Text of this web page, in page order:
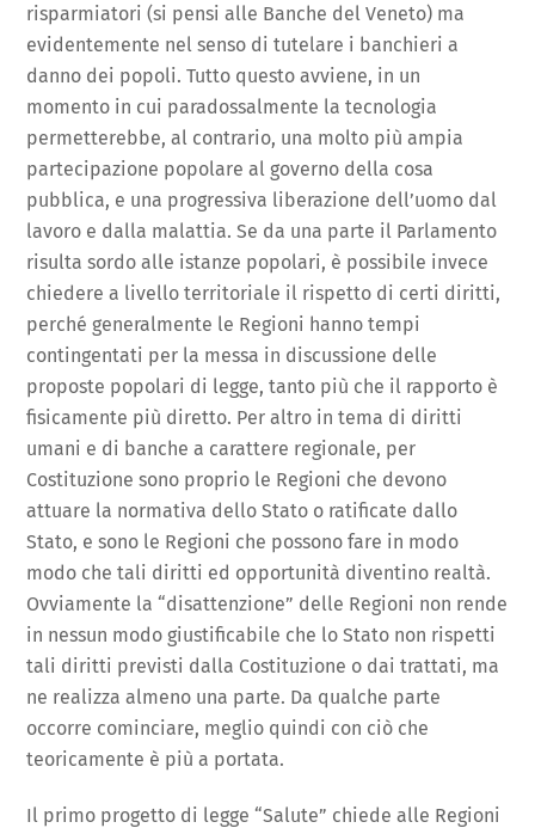
risparmiatori (si pensi alle Banche del Veneto) ma
evidentemente nel senso di tutelare i banchieri a
danno dei popoli. Tutto questo avviene, in un
momento in cui paradossalmente la tecnologia
permetterebbe, al contrario, una molto più ampia
partecipazione popolare al governo della cosa
pubblica, e una progressiva liberazione dell’uomo dal
lavoro e dalla malattia. Se da una parte il Parlamento
risulta sordo alle istanze popolari, è possibile invece
chiedere a livello territoriale il rispetto di certi diritti,
perché generalmente le Regioni hanno tempi
contingentati per la messa in discussione delle
proposte popolari di legge, tanto più che il rapporto è
fisicamente più diretto. Per altro in tema di diritti
umani e di banche a carattere regionale, per
Costituzione sono proprio le Regioni che devono
attuare la normativa dello Stato o ratificate dallo
Stato, e sono le Regioni che possono fare in modo
modo che tali diritti ed opportunità diventino realtà.
Ovviamente la “disattenzione” delle Regioni non rende
in nessun modo giustificabile che lo Stato non rispetti
tali diritti previsti dalla Costituzione o dai trattati, ma
ne realizza almeno una parte. Da qualche parte
occorre cominciare, meglio quindi con ciò che
teoricamente è più a portata.
Il primo progetto di legge “Salute” chiede alle Regioni